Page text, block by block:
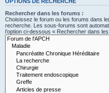
Rechercher dans les forums :
Choisissez le forum ou les forums dans
recherche. Les sous-forums sont
l’option ci-dessous « Rechercher dans